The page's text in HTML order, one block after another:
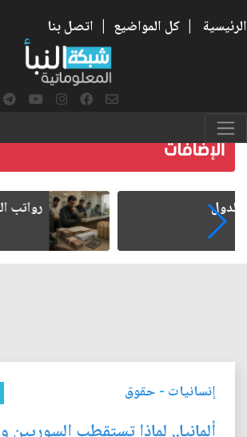
الرئيسية | كل المواضيع | اتصل بنا
رواتب الموظفين على صفيح
إنسانيات - حقوق